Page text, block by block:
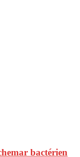
bactérien